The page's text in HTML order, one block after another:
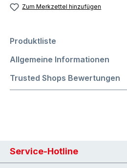
Zum Merkzettel hinzufügen
Produktliste
Allgemeine Informationen
Trusted Shops Bewertungen
Service-Hotline